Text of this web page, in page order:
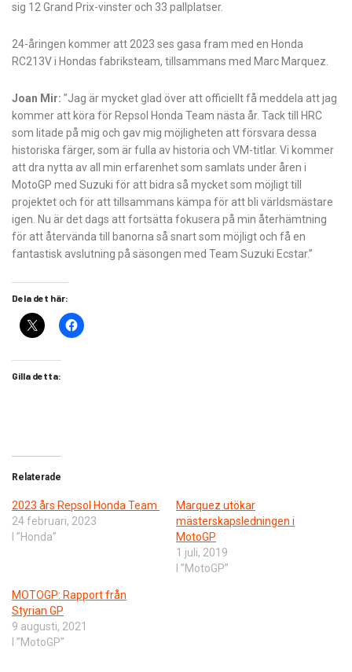
sig 12 Grand Prix-vinster och 33 pallplatser.
24-åringen kommer att 2023 ses gasa fram med en Honda
RC213V i Hondas fabriksteam, tillsammans med Marc Marquez.
Joan Mir: ”Jag är mycket glad över att officiellt få meddela att jag
kommer att köra för Repsol Honda Team nästa år. Tack till HRC
som litade på mig och gav mig möjligheten att försvara dessa
historiska färger, som är fulla av historia och VM-titlar. Vi kommer
att dra nytta av all min erfarenhet som samlats under åren i
MotoGP med Suzuki för att bidra så mycket som möjligt till
projektet och för att tillsammans kämpa för att bli världsmästare
igen. Nu är det dags att fortsätta fokusera på min återhämtning
för att återvända till banorna så snart som möjligt och få en
fantastisk avslutning på säsongen med Team Suzuki Ecstar.”
Dela det här:
Gilla detta:
Relaterade
2023 års Repsol Honda Team
24 februari, 2023
I ”Honda”
Marquez utökar
mästerskapsledningen i
MotoGP
1 juli, 2019
I ”MotoGP”
MOTOGP: Rapport från
Styrian GP
9 augusti, 2021
I ”MotoGP”